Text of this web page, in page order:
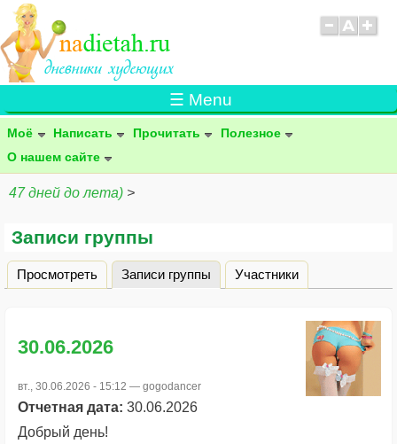
☰ Menu
Моё Написать Прочитать
Полезное
О нашем сайте
47 дней до лета) >
Записи группы
Главные вкладки
Просмотреть Записи группы (активная вкладка)
Участники
30.06.2026
вт., 30.06.2026 - 15:12 — gogodancer
Отчетная дата: 30.06.2026
Добрый день!